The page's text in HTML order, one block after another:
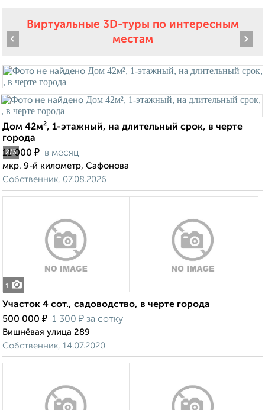
Виртуальные 3D-туры по интересным
местам
2/3
‹ ›
Дом 42м², 1-этажный, на длительный срок, в черте
города
11 000 ₽ в месяц
мкр. 9-й километр, Сафонова
Собственник, 07.08.2026
1
Участок 4 сот., садоводство, в черте города
500 000 ₽ 1 300 ₽ за сотку
Вишнёвая улица 289
Собственник, 14.07.2020